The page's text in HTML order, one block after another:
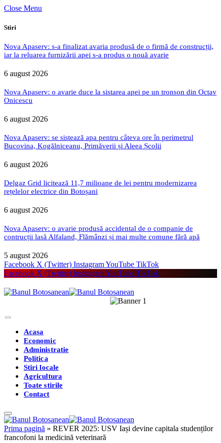
Close Menu
Stiri
Nova Apaserv: s-a finalizat avaria produsă de o firmă de construcții,
iar la reluarea furnizării apei s-a produs o nouă avarie
6 august 2026
Nova Apaserv: o avarie duce la sistarea apei pe un tronson din Octav
Onicescu
6 august 2026
Nova Apaserv: se sistează apa pentru câteva ore în perimetrul
Bucovina, Kogălniceanu, Primăverii și Aleea Școlii
6 august 2026
Delgaz Grid licitează 11,7 milioane de lei pentru modernizarea
rețelelor electrice din Botoșani
6 august 2026
Nova Apaserv: o avarie produsă accidental de o companie de
contrucții lasă Alfaland, Flămânzi și mai multe comune fără apă
5 august 2026
Facebook X (Twitter) InstagramYouTube TikTok
Facebook X (Twitter) InstagramYouTube TikTok
Acasa
Economic
Administratie
Politica
Stiri locale
Agricultura
Toate stirile
Contact
Prima pagină » REVER 2025: USV Iași devine capitala studenților
francofoni la medicină veterinară